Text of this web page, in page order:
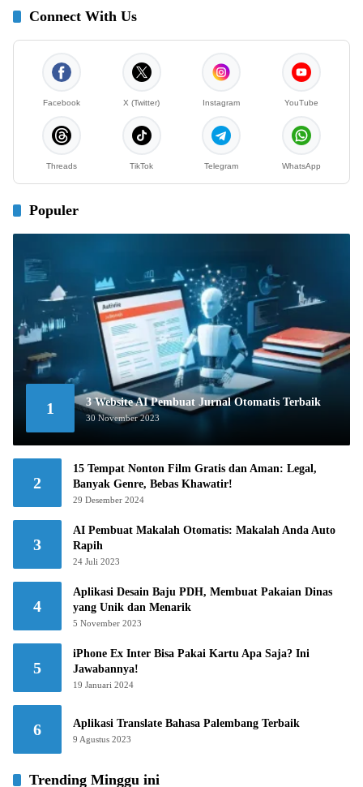
Connect With Us
Facebook X (Twitter) Instagram YouTube
Threads TikTok Telegram WhatsApp
Populer
1 3 Website AI Pembuat Jurnal Otomatis Terbaik
30 November 2023
2
15 Tempat Nonton Film Gratis dan Aman: Legal,
Banyak Genre, Bebas Khawatir!
29 Desember 2024
3
AI Pembuat Makalah Otomatis: Makalah Anda Auto
Rapih
24 Juli 2023
4
Aplikasi Desain Baju PDH, Membuat Pakaian Dinas
yang Unik dan Menarik
5 November 2023
5
iPhone Ex Inter Bisa Pakai Kartu Apa Saja? Ini
Jawabannya!
19 Januari 2024
6 Aplikasi Translate Bahasa Palembang Terbaik
9 Agustus 2023
Trending Minggu ini